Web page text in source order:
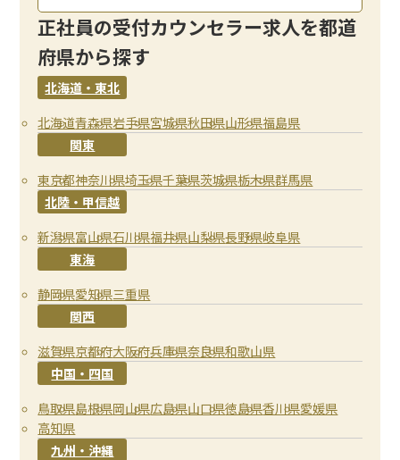
正社員の受付カウンセラー求人を都道
府県から探す
北海道・東北
北海道青森県岩手県宮城県秋田県山形県福島県
関東
東京都神奈川県埼玉県千葉県茨城県栃木県群馬県
北陸・甲信越
新潟県富山県石川県福井県山梨県長野県岐阜県
東海
静岡県愛知県三重県
関西
滋賀県京都府大阪府兵庫県奈良県和歌山県
中国・四国
鳥取県島根県岡山県広島県山口県徳島県香川県愛媛県
高知県
九州・沖縄